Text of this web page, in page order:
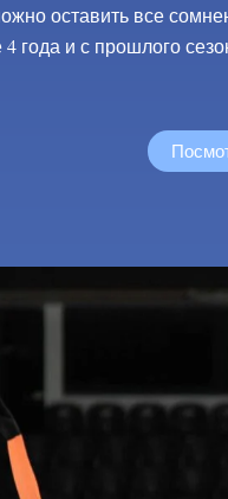
оставить все
4 года и с прошлого